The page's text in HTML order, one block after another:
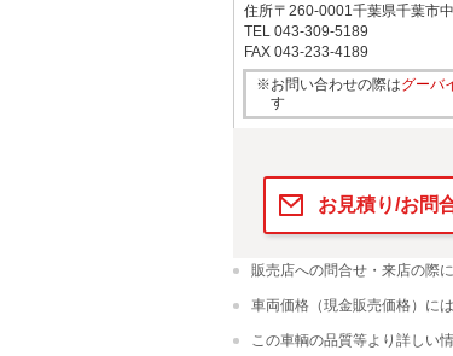
住所〒260-0001千葉県千葉市
TEL 043-309-5189
FAX 043-233-4189
※お問い合わせの際はグーバ
す
お見積り/お問
販売店への問合せ・来店の際
車両価格（現金販売価格）に
この車輌の品質等より詳しい